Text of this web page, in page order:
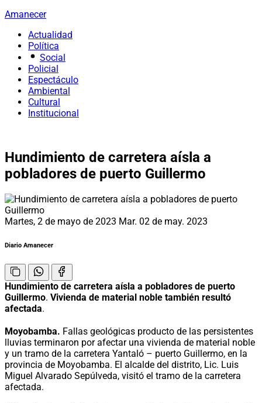
Amanecer
Actualidad
Política
Social
Policial
Espectáculo
Ambiental
Cultural
Institucional
Hundimiento de carretera aísla a
pobladores de puerto Guillermo
Martes, 2 de mayo de 2023 Mar. 02 de may. 2023
Diario Amanecer
Hundimiento de carretera aísla a pobladores de puerto
Guillermo. Vivienda de material noble también resultó
afectada.
Moyobamba. Fallas geológicas producto de las persistentes
lluvias terminaron por afectar una vivienda de material noble
y un tramo de la carretera Yantaló – puerto Guillermo, en la
provincia de Moyobamba. El alcalde del distrito, Lic. Luis
Miguel Alvarado Sepúlveda, visitó el tramo de la carretera
afectada.